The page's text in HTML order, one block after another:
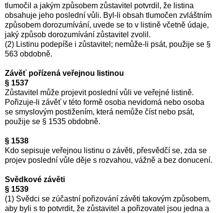
tlumočil a jakým způsobem zůstavitel potvrdil, že listina
obsahuje jeho poslední vůli. Byl-li obsah tlumočen zvláštním
způsobem dorozumívání, uvede se to v listině včetně údaje,
jaký způsob dorozumívání zůstavitel zvolil.
(2) Listinu podepíše i zůstavitel; nemůže-li psát, použije se §
563 obdobně.
Závěť pořízená veřejnou listinou
§ 1537
Zůstavitel může projevit poslední vůli ve veřejné listině.
Pořizuje-li závěť v této formě osoba nevidomá nebo osoba
se smyslovým postižením, která nemůže číst nebo psát,
použije se § 1535 obdobně.
§ 1538
Kdo sepisuje veřejnou listinu o závěti, přesvědčí se, zda se
projev poslední vůle děje s rozvahou, vážně a bez donucení.
Svědkové závěti
§ 1539
(1) Svědci se zúčastní pořizování závěti takovým způsobem,
aby byli s to potvrdit, že zůstavitel a pořizovatel jsou jedna a